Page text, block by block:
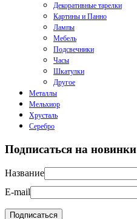
Декоративные тарелки
Картины и Панно
Лампы
Мебель
Подсвечники
Часы
Шкатулки
Другое
Металлы
Мельхиор
Хрусталь
Серебро
Подписаться на новинки
Название
E-mail